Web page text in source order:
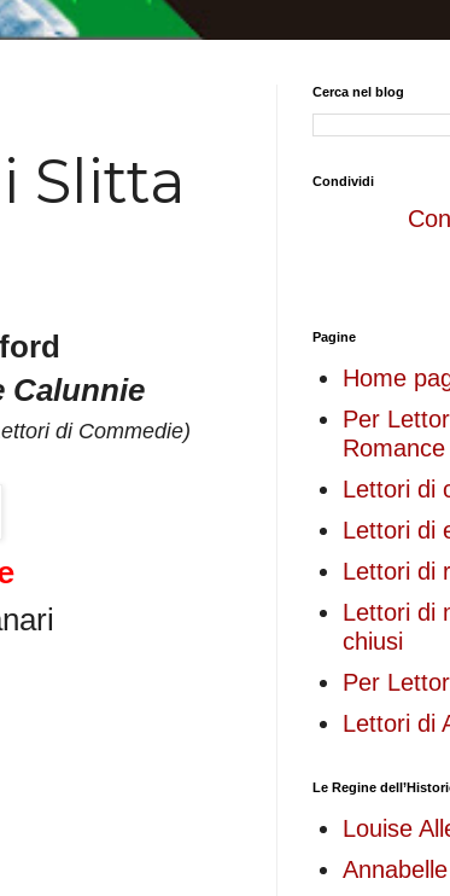
Slitta
Calunnie
di Commedie)
Cerca nel blog
Condividi
Pagine
Home
Per
Romance
Lettori di
Lettori di
Lettori di
Lettori di
chiusi
Per
Lettori di
Le Regine
Louise